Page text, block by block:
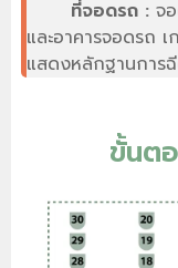
ที่จอดรถ :จอ
และอาคารจอดรถ
แสดงหลักฐานการ
ขั้นต